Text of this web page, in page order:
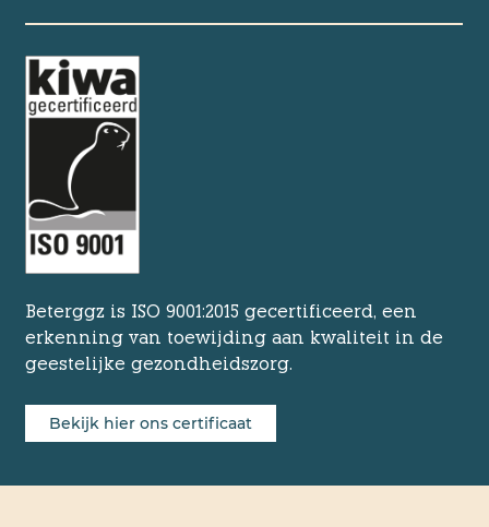
Beterggz is ISO 9001:2015 gecertificeerd, een
erkenning van toewijding aan kwaliteit in de
geestelijke gezondheidszorg.
Bekijk hier ons certificaat